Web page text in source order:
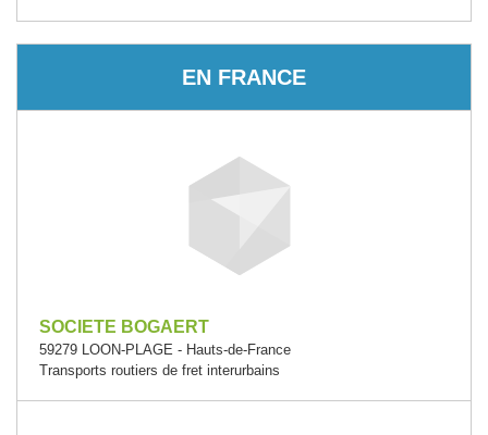
EN FRANCE
SOCIETE BOGAERT
59279 LOON-PLAGE - Hauts-de-France
Transports routiers de fret interurbains